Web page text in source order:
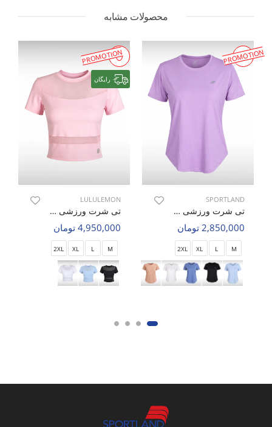
محصولات مشابه
PROMOTION
SPORTLAND
تی شرت ورزشی زنانه اسپورتلند SHIFT Mode W
2,850,000 تومان
M
L
XL
2XL
PROMOTION
رایگان
LULULEMON
تی شرت ورزشی زنانه لولولمون Soft Nova W
4,950,000 تومان
M
L
XL
2XL